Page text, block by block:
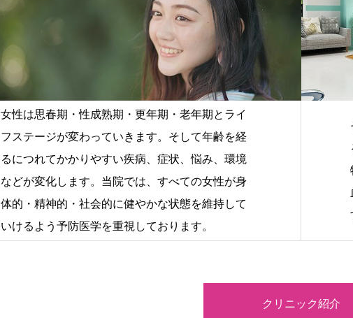
女性は思春期・性成熟期・更年期・老年期とライ
フステージが変わっていきます。そして年齢を経
るにつれてかかりやすい疾病、症状、悩み、環境
などが変化します。当院では、すべての女性が身
体的・精神的・社会的に健やかな状態を維持して
いけるよう予防医学を重視しております。
クリニック紹介